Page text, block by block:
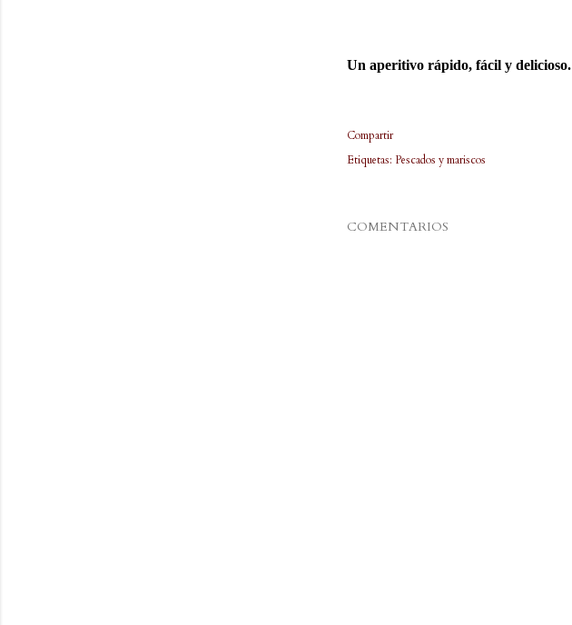
Un aperitivo rápido, fácil y delicioso.
Compartir
Etiquetas: Pescados y mariscos
COMENTARIOS